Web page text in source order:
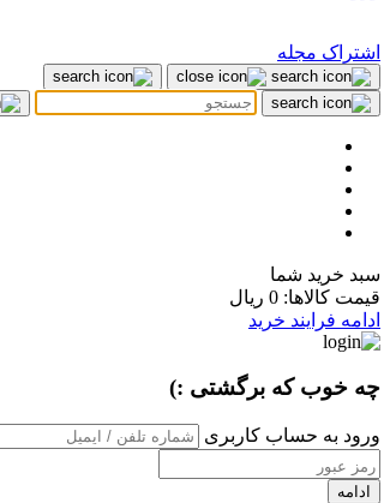
اشتراک مجله
سبد خرید شما
قیمت کالاها: 0 ریال
ادامه فرایند خرید
چه خوب که برگشتی :)
ورود به حساب کاربری
ادامه